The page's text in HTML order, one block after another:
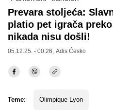
Prevara stoljeća:
platio pet igrača
nikada nisu došli!
05.12.25. - 00:26, Adis Ćesko
Teme: Olimpique Lyon